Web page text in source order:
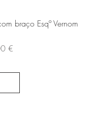
Aperçu rapide
braço Esqº Vernom
€